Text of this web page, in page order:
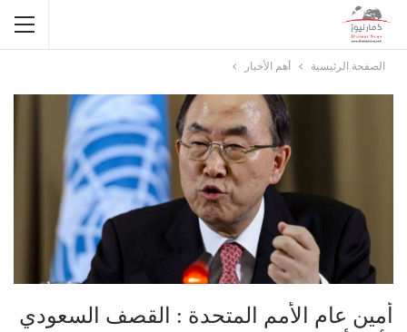
الصفحة الرئيسية أهم الأخبار
أمين عام الأمم المتحدة : القصف السعودي